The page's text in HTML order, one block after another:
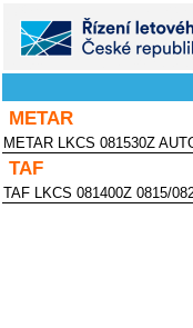
METAR
METAR LKCS 081530Z
TAF
TAF LKCS 081400Z 0815/